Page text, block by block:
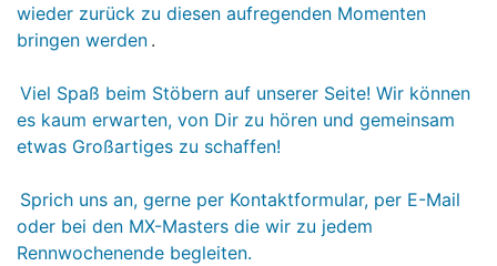
wieder zurück zu diesen aufregenden Momenten
bringen werden .
Viel Spaß beim Stöbern auf unserer Seite! Wir können
es kaum erwarten, von Dir zu hören und gemeinsam
etwas Großartiges zu schaffen!
Sprich uns an, gerne per Kontaktformular, per E-Mail
oder bei den MX-Masters die wir zu jedem
Rennwochenende begleiten.